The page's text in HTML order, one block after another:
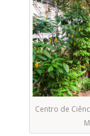
Centro de